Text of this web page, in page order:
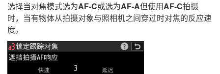
选择当对焦模式选为AF-C或选为AF-A但使用AF-C拍摄
时，当有物体从拍摄对象与照相机之间穿过时对焦的反应速
度。